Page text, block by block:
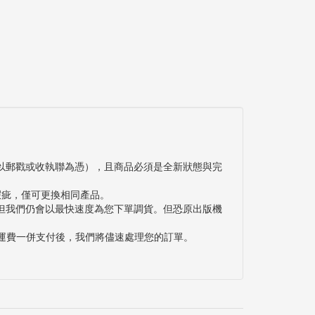
戳或收執聯為憑），且商品必須是全新狀態與完
，僅可更換相同產品。
們仍會以最快速度為您下單調貨。但恐原出版機
一併支付後，我們將儘速處理您的訂單。